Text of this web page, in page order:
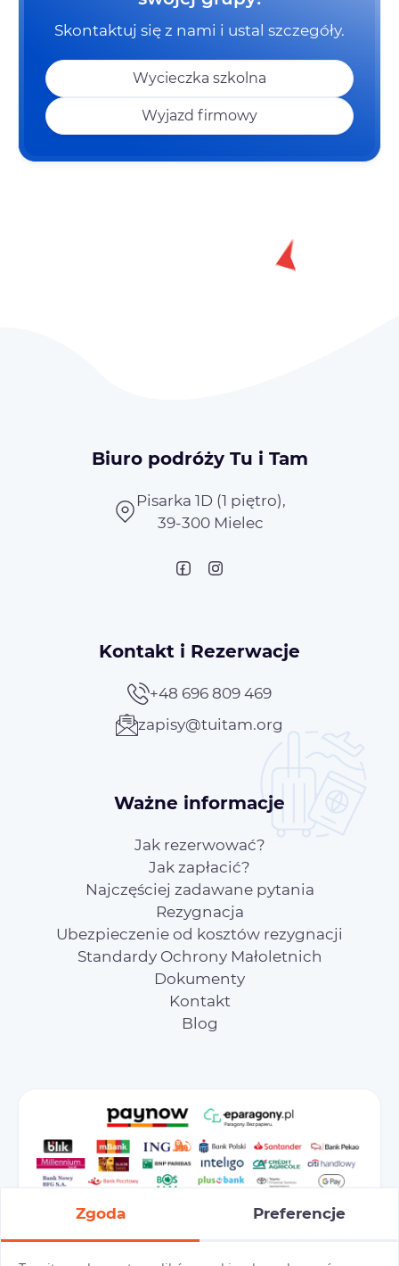
Skontaktuj się z nami i ustal szczegóły.
Wycieczka szkolna
Wyjazd firmowy
Biuro podróży Tu i Tam
Pisarka 1D (1 piętro),
39-300 Mielec
Kontakt i Rezerwacje
+48 696 809 469
zapisy@tuitam.org
Ważne informacje
Jak rezerwować?
Jak zapłacić?
Najczęściej zadawane pytania
Rezygnacja
Ubezpieczenie od kosztów rezygnacji
Standardy Ochrony Małoletnich
Dokumenty
Kontakt
Blog
Zgoda Preferencje